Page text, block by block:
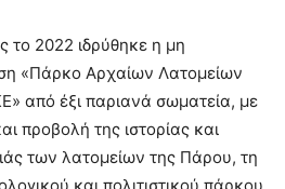
το 2022 ιδρύθηκε η μη
«Πάρκο Αρχαίων Λατομείων
από έξι παριανά σωματεία, με
προβολή της ιστορίας και
των λατομείων της Πάρου, τη
και πολιτιστικού πάρκου